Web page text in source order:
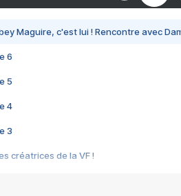
Maguire, c'est lui ! Rencontre avec
6
5
4
3
créatrices de la VF !